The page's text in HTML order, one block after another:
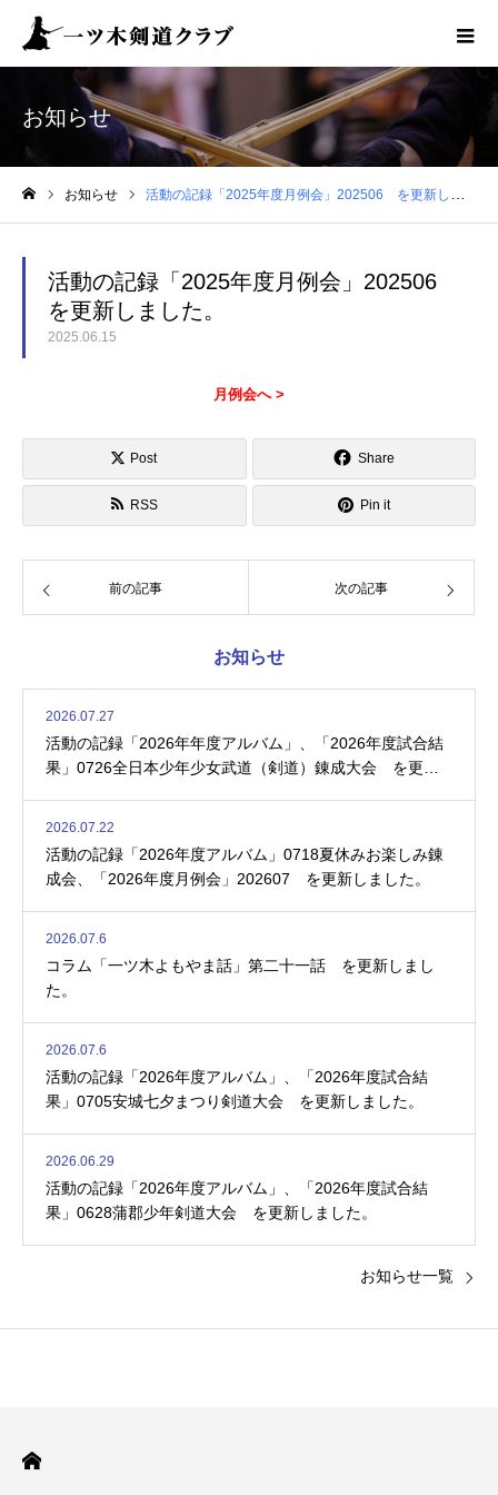
お知らせ
お知らせ 活動の記録「2025年度月例会」202506 を更新しました。
活動の記録「2025年度月例会」202506
を更新しました。
2025.06.15
月例会へ >
Post Share
RSS Pin it
前の記事 次の記事
お知らせ
2026.07.27
活動の記録「2026年年度アルバム」、「2026年度試合結
果」0726全日本少年少女武道（剣道）錬成大会 を更新
2026.07.22
活動の記録「2026年度アルバム」0718夏休みお楽しみ錬
成会、「2026年度月例会」202607 を更新しました。
2026.07.6
コラム「一ツ木よもやま話」第二十一話 を更新しまし
た。
2026.07.6
活動の記録「2026年度アルバム」、「2026年度試合結
果」0705安城七夕まつり剣道大会 を更新しました。
2026.06.29
活動の記録「2026年度アルバム」、「2026年度試合結
果」0628蒲郡少年剣道大会 を更新しました。
お知らせ一覧